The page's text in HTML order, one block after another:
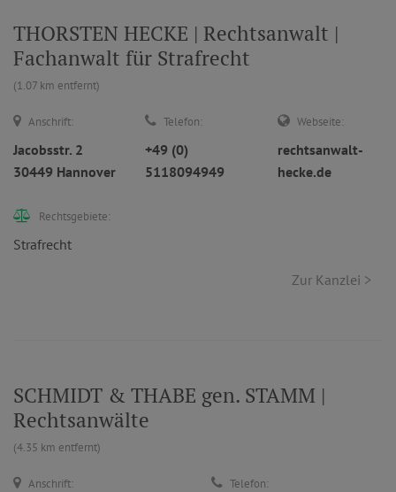
THORSTEN HECKE | Rechtsanwalt |
Fachanwalt für Strafrecht
(1.07 km entfernt)
Anschrift:
Jacobsstr. 2
30449 Hannover
Telefon:
+49 (0)
5118094949
Webseite:
rechtsanwalt-
hecke.de
Rechtsgebiete:
Strafrecht
Zur Kanzlei >
SCHMIDT & THABE gen. STAMM |
Rechtsanwälte
(4.35 km entfernt)
Anschrift: Telefon: